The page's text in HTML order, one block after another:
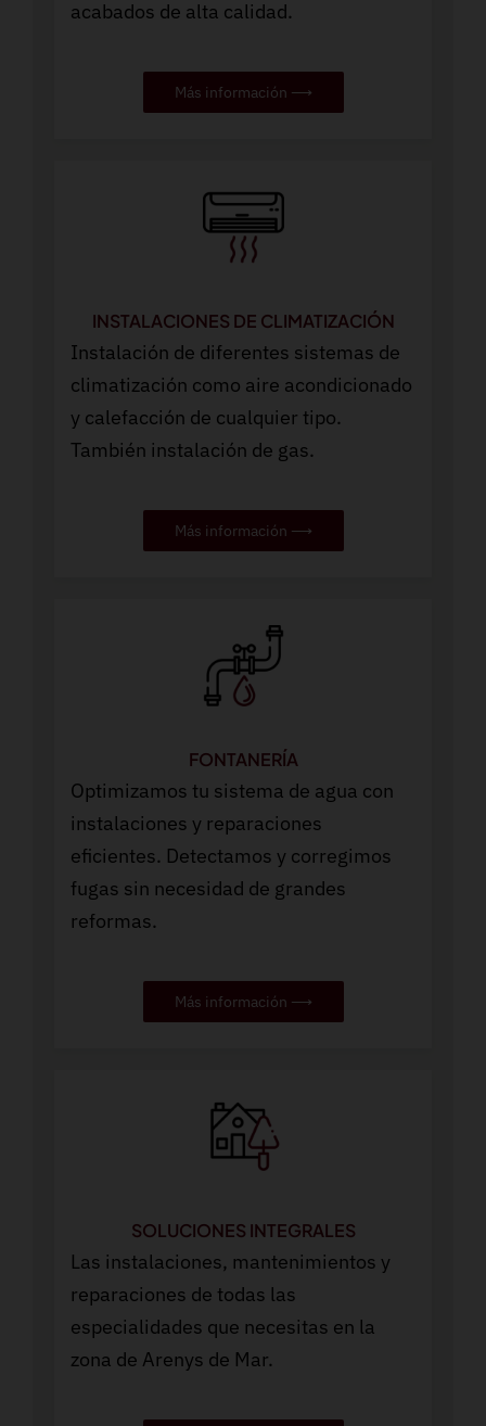
acabados de alta calidad.
Más información ⟶
INSTALACIONES DE CLIMATIZACIÓN
Instalación de diferentes sistemas de
climatización como aire acondicionado
y calefacción de cualquier tipo.
También instalación de gas.
Más información ⟶
FONTANERÍA
Optimizamos tu sistema de agua con
instalaciones y reparaciones
eficientes. Detectamos y corregimos
fugas sin necesidad de grandes
reformas.
Más información ⟶
SOLUCIONES INTEGRALES
Las instalaciones, mantenimientos y
reparaciones de todas las
especialidades que necesitas en la
zona de Arenys de Mar.